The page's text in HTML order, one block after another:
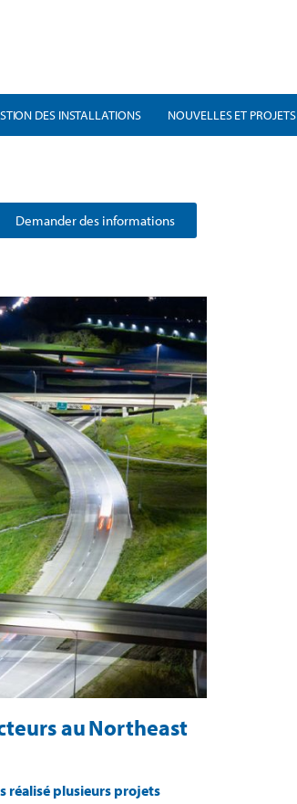
DES INSTALLATIONS NOUVELLES ET PROJETS
Demander des informations
au Northeast
réalisé plusieurs projets